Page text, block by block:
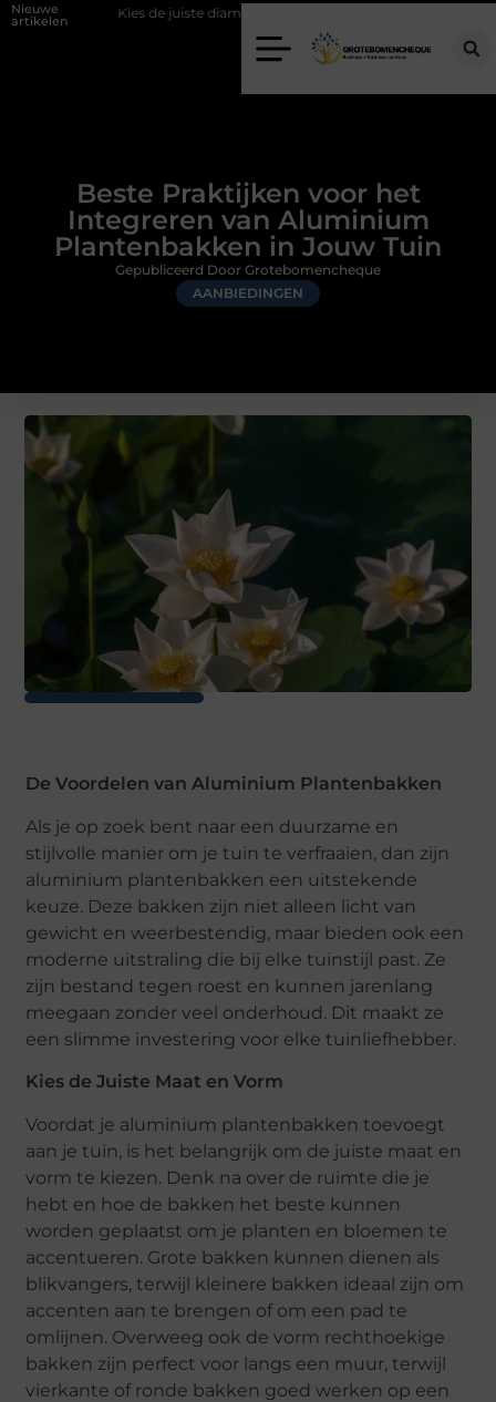
Nieuwe
artikelen
de juiste diamantboor voor uw project
Beste Praktijken voor het
Integreren van Aluminium
Plantenbakken in Jouw Tuin
AANBIEDINGEN
Gepubliceerd Door Grotebomencheque
De Voordelen van Aluminium Plantenbakken
Als je op zoek bent naar een duurzame en
stijlvolle manier om je tuin te verfraaien, dan zijn
aluminium plantenbakken een uitstekende
keuze. Deze bakken zijn niet alleen licht van
gewicht en weerbestendig, maar bieden ook een
moderne uitstraling die bij elke tuinstijl past. Ze
zijn bestand tegen roest en kunnen jarenlang
meegaan zonder veel onderhoud. Dit maakt ze
een slimme investering voor elke tuinliefhebber.
Kies de Juiste Maat en Vorm
Voordat je aluminium plantenbakken toevoegt
aan je tuin, is het belangrijk om de juiste maat en
vorm te kiezen. Denk na over de ruimte die je
hebt en hoe de bakken het beste kunnen
worden geplaatst om je planten en bloemen te
accentueren. Grote bakken kunnen dienen als
blikvangers, terwijl kleinere bakken ideaal zijn om
accenten aan te brengen of om een pad te
omlijnen. Overweeg ook de vorm rechthoekige
bakken zijn perfect voor langs een muur, terwijl
vierkante of ronde bakken goed werken op een